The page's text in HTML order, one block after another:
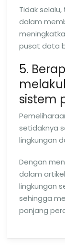
Tidak
dalam
pusat data
5.
sistem
setidaknya
lingkungan
Dengan
dalam
lingkungan
sehingga
panjang